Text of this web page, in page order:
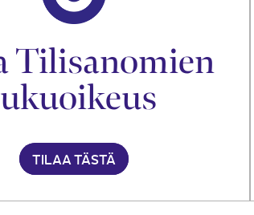
Tilisanomien
TILAA TÄSTÄ